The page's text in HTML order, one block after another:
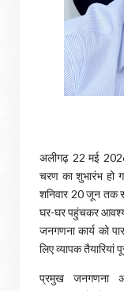
अलीगढ़ 22 मई
चरण का शुभारंभ हो
शनिवार 20 जून तक
घर-घर पहुंचकर
जनगणना कार्य को
लिए व्यापक तैयारियां
प्रमुख जनगणना